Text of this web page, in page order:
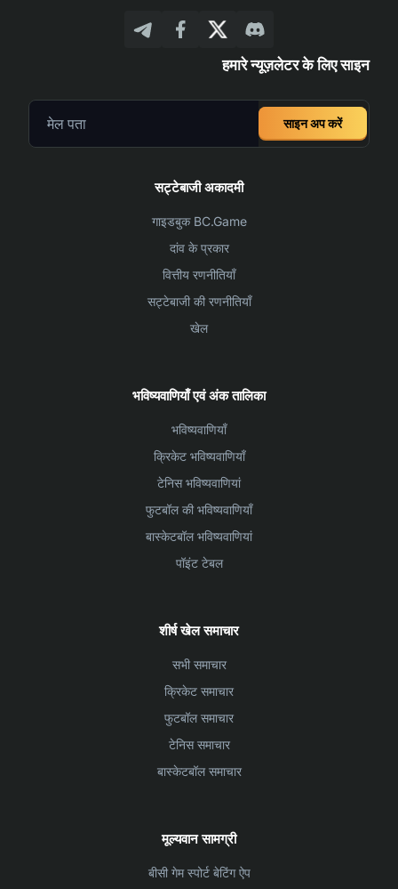
हमारे न्यूज़लेटर के लिए साइन
साइन अप करें
सट्टेबाजी अकादमी
गाइडबुक BC.Game
दांव के प्रकार
वित्तीय रणनीतियाँ
सट्टेबाजी की रणनीतियाँ
खेल
भविष्यवाणियाँ एवं अंक तालिका
भविष्यवाणियाँ
क्रिकेट भविष्यवाणियाँ
टेनिस भविष्यवाणियां
फुटबॉल की भविष्यवाणियाँ
बास्केटबॉल भविष्यवाणियां
पॉइंट टेबल
शीर्ष खेल समाचार
सभी समाचार
क्रिकेट समाचार
फुटबॉल समाचार
टेनिस समाचार
बास्केटबॉल समाचार
मूल्यवान सामग्री
बीसी गेम स्पोर्ट बेटिंग ऐप